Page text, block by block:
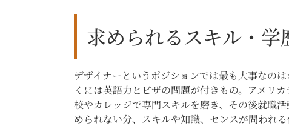
求められるスキル・学
デザイナーというポジションでは最も大事なの
くには英語力とビザの問題が付きもの。アメリ
校やカレッジで専門スキルを磨き、その後就職
められない分、スキルや知識、センスが問われる